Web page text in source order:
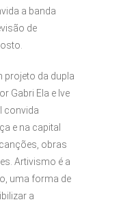
a banda
de
projeto da dupla
Gabri Ela e Ive
convida
e na capital
obras
Artivismo é a
uma forma de
a